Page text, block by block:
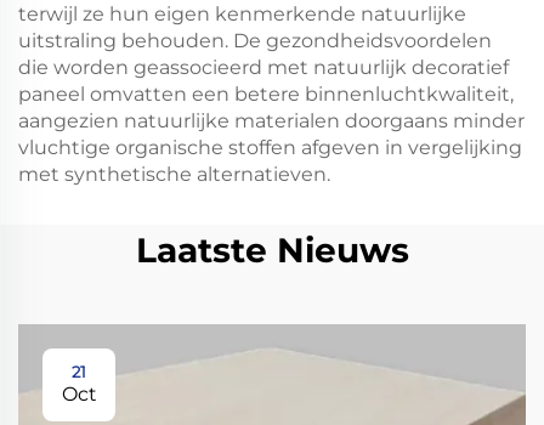
terwijl ze hun eigen kenmerkende natuurlijke
uitstraling behouden. De gezondheidsvoordelen
die worden geassocieerd met natuurlijk decoratief
paneel omvatten een betere binnenluchtkwaliteit,
aangezien natuurlijke materialen doorgaans minder
vluchtige organische stoffen afgeven in vergelijking
met synthetische alternatieven.
Laatste Nieuws
21
Oct